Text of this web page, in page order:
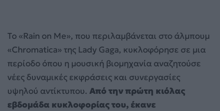
Το «Rain on Me», που περιλαμβάνεται στο άλμπουμ
«Chromatica» της Lady Gaga, κυκλοφόρησε σε μια
περίοδο όπου η μουσική βιομηχανία αναζητούσε
νέες δυναμικές εκφράσεις και συνεργασίες
υψηλού αντίκτυπου. Από την πρώτη κιόλας
εβδομάδα κυκλοφορίας του, έκανε